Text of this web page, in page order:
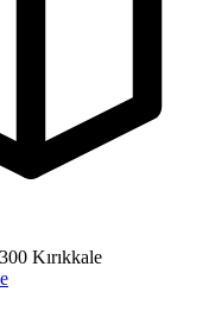
Kırıkkale